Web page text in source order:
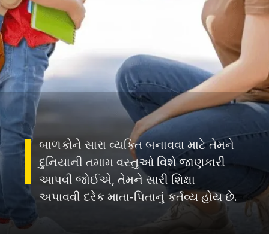
બાળકોને સારા વ્યક્તિ બનાવવા માટે તેમને
દુનિયાની તમામ વસ્તુઓ વિશે જાણકારી
આપવી જોઈએ, તેમને સારી શિક્ષા